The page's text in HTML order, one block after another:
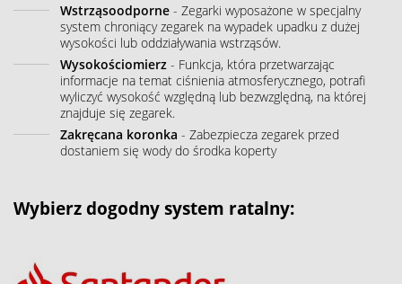
Wstrząsoodporne - Zegarki wyposażone w specjalny
system chroniący zegarek na wypadek upadku z dużej
wysokości lub oddziaływania wstrząsów.
Wysokościomierz - Funkcja, która przetwarzając
informacje na temat ciśnienia atmosferycznego, potrafi
wyliczyć wysokość względną lub bezwzględną, na której
znajduje się zegarek.
Zakręcana koronka - Zabezpiecza zegarek przed
dostaniem się wody do środka koperty
Wybierz dogodny system ratalny: